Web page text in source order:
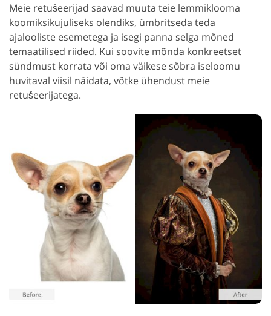
Meie retušeerijad saavad muuta teie lemmiklooma
koomiksikujuliseks olendiks, ümbritseda teda
ajalooliste esemetega ja isegi panna selga mõned
temaatilised riided. Kui soovite mõnda konkreetset
sündmust korrata või oma väikese sõbra iseloomu
huvitaval viisil näidata, võtke ühendust meie
retušeerijatega.